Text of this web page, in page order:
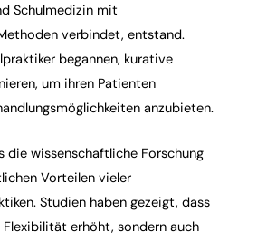
Schulmedizin mit
verbindet, entstand.
begannen, kurative
um ihren Patienten
anzubieten.
die wissenschaftliche Forschung
Vorteilen vieler
Studien haben gezeigt, dass
erhöht, sondern auch